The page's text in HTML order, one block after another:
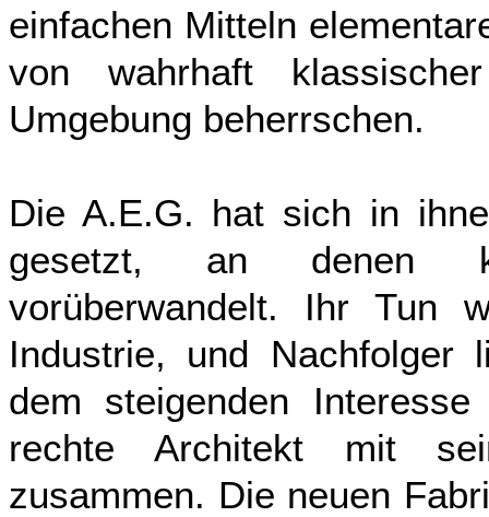
einfachen Mitteln
von wahrhaft
Umgebung beherrschen.
Die A.E.G. hat sich in
gesetzt, an denen
vorüberwandelt. Ihr Tun
Industrie, und
dem steigenden
rechte Architekt mit
zusammen. Die neuen